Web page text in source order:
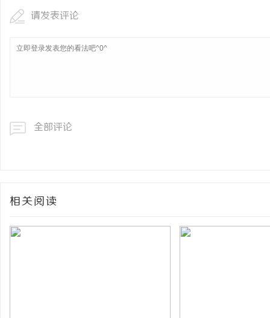
请发表评论
全部评论
相关阅读